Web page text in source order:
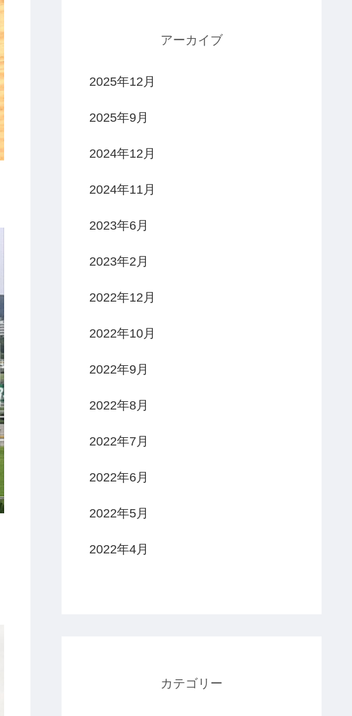
アーカイブ
2025年12月
2025年9月
2024年12月
2024年11月
2023年6月
2023年2月
2022年12月
2022年10月
2022年9月
2022年8月
2022年7月
2022年6月
2022年5月
2022年4月
カテゴリー